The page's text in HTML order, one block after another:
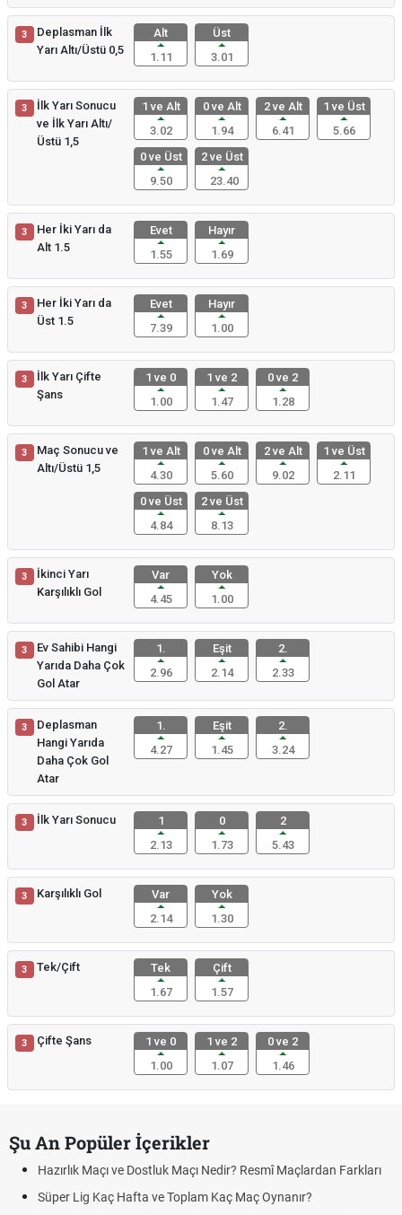
3
Deplasman İlk
Yarı Altı/Üstü 0,5
Alt
1.11
Üst
3.01
3
İlk Yarı Sonucu
ve İlk Yarı Altı/
Üstü 1,5
1 ve Alt
3.02
0 ve Alt
1.94
2 ve Alt
6.41
1 ve Üst
5.66
0 ve Üst
9.50
2 ve Üst
23.40
3
Her İki Yarı da
Alt 1.5
Evet
1.55
Hayır
1.69
3
Her İki Yarı da
Üst 1.5
Evet
7.39
Hayır
1.00
3
İlk Yarı Çifte
Şans
1 ve 0
1.00
1 ve 2
1.47
0 ve 2
1.28
3
Maç Sonucu ve
Altı/Üstü 1,5
1 ve Alt
4.30
0 ve Alt
5.60
2 ve Alt
9.02
1 ve Üst
2.11
0 ve Üst
4.84
2 ve Üst
8.13
3
İkinci Yarı
Karşılıklı Gol
Var
4.45
Yok
1.00
3
Ev Sahibi Hangi
Yarıda Daha Çok
Gol Atar
1.
2.96
Eşit
2.14
2.
2.33
3
Deplasman
Hangi Yarıda
Daha Çok Gol
Atar
1.
4.27
Eşit
1.45
2.
3.24
3 İlk Yarı Sonucu
1
2.13
0
1.73
2
5.43
3 Karşılıklı Gol
Var
2.14
Yok
1.30
3 Tek/Çift
Tek
1.67
Çift
1.57
3 Çifte Şans
1 ve 0
1.00
1 ve 2
1.07
0 ve 2
1.46
Şu An Popüler İçerikler
Hazırlık Maçı ve Dostluk Maçı Nedir? Resmî Maçlardan Farkları
Süper Lig Kaç Hafta ve Toplam Kaç Maç Oynanır?